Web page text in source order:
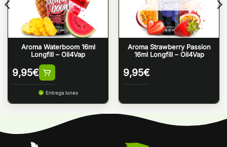
Aroma Waterboom 16ml
Longfill – Oil4Vap
9,95€
Entrega lunes
Aroma Strawberry Passion
16ml Longfill – Oil4Vap
9,95€